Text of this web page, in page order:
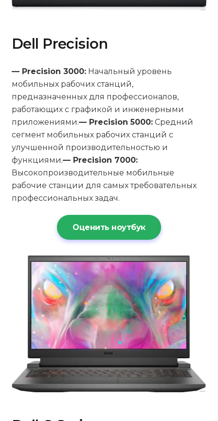
Dell Precision
— Precision 3000: Начальный уровень
мобильных рабочих станций,
предназначенных для профессионалов,
работающих с графикой и инженерными
приложениями.— Precision 5000: Средний
сегмент мобильных рабочих станций с
улучшенной производительностью и
функциями.— Precision 7000:
Высокопроизводительные мобильные
рабочие станции для самых требовательных
профессиональных задач.
Оценить ноутбук